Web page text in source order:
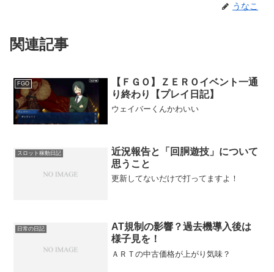
うなこ
関連記事
FGO
【ＦＧＯ】ＺＥＲＯイベント一通
り終わり【プレイ日記】
ウェイバーくんかわいい
スロット稼動日記
近況報告と「回胴遊技」について
思うこと
更新してないだけで打ってますよ！
日常の日記
AT規制の影響？過去機導入後は
様子見を！
ＡＲＴの中古価格が上がり気味？